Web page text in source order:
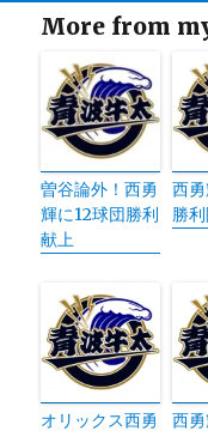
More from
曽谷論外！西勇
輝に12球団勝利
献上
西
勝
オリックス西勇 西